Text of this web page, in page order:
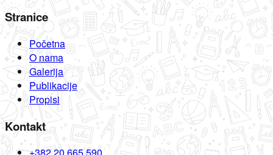
Stranice
Početna
O nama
Galerija
Publikacije
Propisi
Kontakt